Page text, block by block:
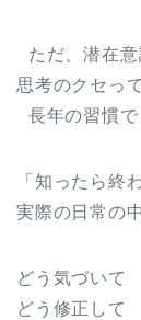
ただ、潜在意
思考のクセって
長年の習慣
「知ったら終
実際の日常の
どう気づいて
どう修正して